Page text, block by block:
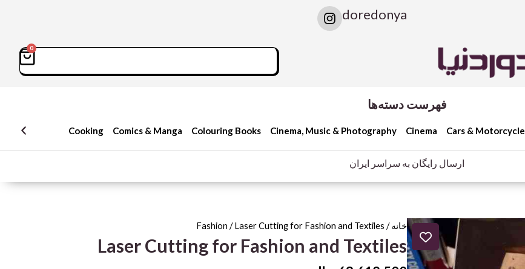
doredonya
I
n
Search
0
سبد
خرید
فهرست دسته‌ها
Cars & Motorcycle
Cinema
Cinema, Music & Photography
Colouring Books
Comics & Manga
Cooking
ارسال رایگان به سراسر ایران
خانه/
Fashion / Laser Cutting for Fashion and Textiles
Laser Cutting for Fashion and Textiles